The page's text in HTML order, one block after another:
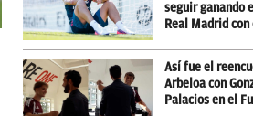
seguir ganando
Real Madrid con
Así fue el
Arbeloa con
Palacios en el